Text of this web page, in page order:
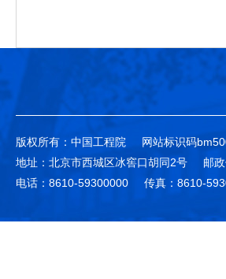
版权所有：中国工程院 网站标识码
地址：北京市西城区冰窖口胡同2号
邮
电话：8610-59300000
传真：8610-